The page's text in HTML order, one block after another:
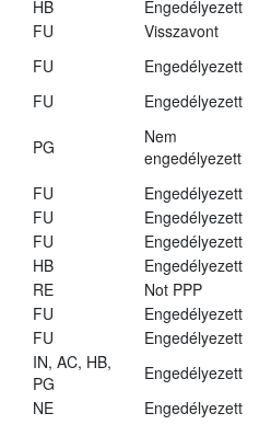
HB
Engedélyezett
FU
Visszavont
FU
Engedélyezett
FU
Engedélyezett
PG
Nem
engedélyezett
FU
Engedélyezett
FU
Engedélyezett
FU
Engedélyezett
HB
Engedélyezett
RE
Not PPP
FU
Engedélyezett
FU
Engedélyezett
IN, AC, HB,
PG
Engedélyezett
NE
Engedélyezett